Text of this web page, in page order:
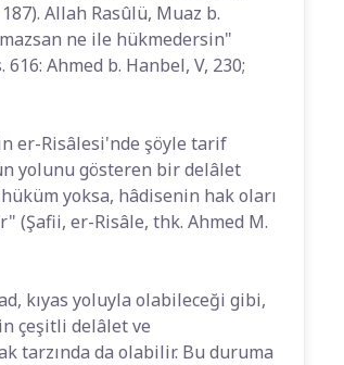
Allah Rasûlü, Muaz b.
ne ile hükmedersin"
Ahmed b. Hanbel, V, 230;
er-Risâlesi'nde şöyle tarif
yolunu gösteren bir delâlet
yoksa, hâdisenin hak oları
(Şafii, er-Risâle, thk. Ahmed M.
kıyas yoluyla olabileceği gibi,
çeşitli delâlet ve
tarzında da olabilir. Bu duruma